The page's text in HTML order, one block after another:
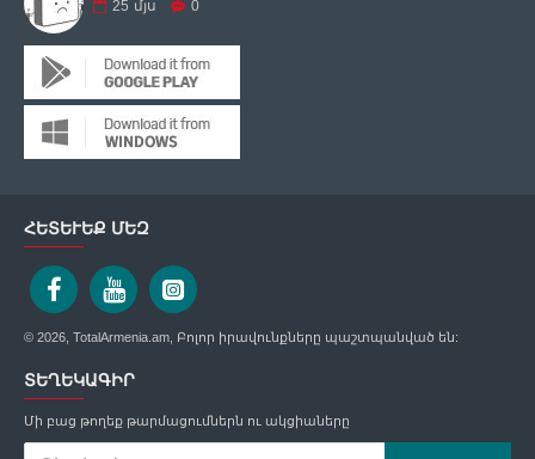
25 մյս 0
ՀԵՏԵՒԵՔ ՄԵԶ
© 2026, TotalArmenia.am, Բոլոր իրավունքները պաշտպանված են:
ՏԵՂԵԿԱԳԻՐ
Մի բաց թողեք թարմացումներն ու ակցիաները